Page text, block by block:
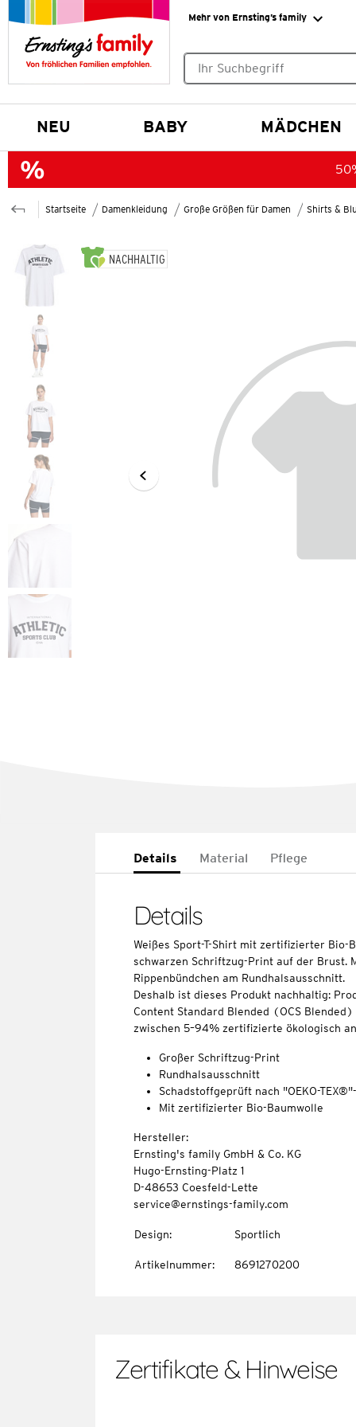
Mehr von Ernsting’s family
NEU BABY MÄDCHEN
Startseite Damenkleidung Große Größen für Damen Shirts &
NACHHALTIG
Details Material Pflege
Details
Weißes Sport-T-Shirt mit zertifizierter Bio-
schwarzen Schriftzug-Print auf der Brust.
Rippenbündchen am Rundhalsausschnitt.
Deshalb ist dieses Produkt nachhaltig:
Content Standard Blended (OCS
zwischen 5–94% zertifizierte ökologisch
Großer Schriftzug-Print
Rundhalsausschnitt
Schadstoffgeprüft nach "OEKO-
Mit zertifizierter Bio-Baumwolle
Hersteller:
Ernsting's family GmbH & Co. KG
Hugo-Ernsting-Platz 1
D-48653 Coesfeld-Lette
service@ernstings-family.com
Design: Sportlich
Artikelnummer: 8691270200
Zertifikate & Hinweise